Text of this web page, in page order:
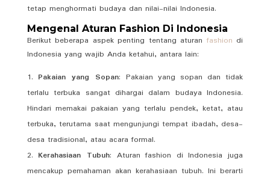
tetap menghormati budaya dan nilai-nilai Indonesia.
Mengenal Aturan Fashion Di Indonesia
Berikut beberapa aspek penting tentang aturanfashion di
Indonesia yang wajib Anda ketahui, antara lain:
Pakaian yang Sopan: Pakaian yang sopan dan tidak
terlalu terbuka sangat dihargai dalam budaya Indonesia.
Hindari memakai pakaian yang terlalu pendek, ketat, atau
terbuka, terutama saat mengunjungi tempat ibadah, desa-
desa tradisional, atau acara formal.
Kerahasiaan Tubuh: Aturan fashion di Indonesia juga
mencakup pemahaman akan kerahasiaan tubuh. Ini berarti